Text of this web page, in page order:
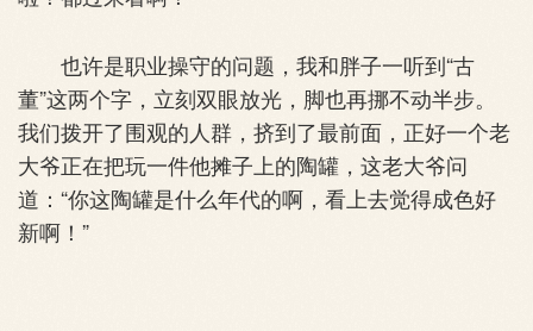
也许是职业操守的问题，我和胖子一听到“古
董”这两个字，立刻双眼放光，脚也再挪不动半步。
我们拨开了围观的人群，挤到了最前面，正好一个老
大爷正在把玩一件他摊子上的陶罐，这老大爷问
道：“你这陶罐是什么年代的啊，看上去觉得成色好
新啊！”